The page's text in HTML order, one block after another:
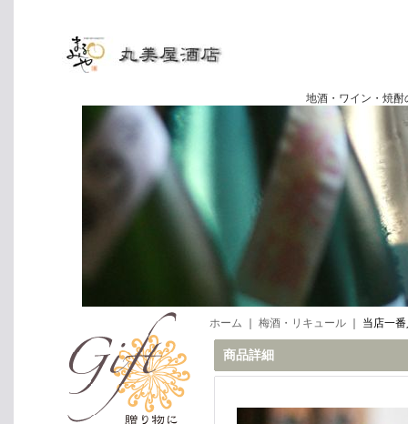
地酒・ワイン・焼酎の専門店
ホーム 梅酒・リキュール 当店一
商品詳細